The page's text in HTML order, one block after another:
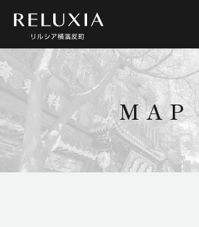
トップ
アクセス
間取り
MAP